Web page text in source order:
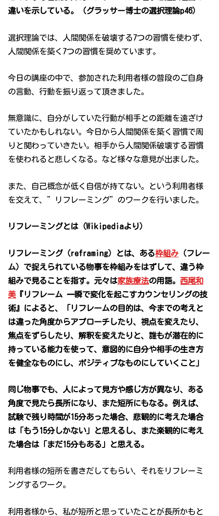
違いを示している。（グラッサー博士の選択理論p46）
選択理論では、人間関係を破壊する7つの習慣を使わず、
人間関係を築く7つの習慣を奨めています。
今日の講座の中で、参加された利用者様の普段のご自身
の言動、行動を振り返って頂きました。
無意識に、自分がしていた行動が相手との距離を遠ざけ
ていたかもしれない。今日から人間関係を築く習慣で周
りと関わっていきたい。相手から人間関係破壊する習慣
を使われると悲しくなる。など様々な意見が出ました。
また、自己概念が低く自信が持てない。という利用者様
を交えて、”リフレーミング”のワークを行いました。
リフレーミングとは（Wikipediaより）
リフレーミング（reframing）とは、ある枠組み （フレー
ム）で捉えられている物事を枠組みをはずして、違う枠
組みで見ることを指す。元々は家族療法の用語。 西尾和
美『リフレーム 一瞬で変化を起こすカウンセリングの技
術』によると、「リフレームの目的は、今までの考えと
は違った角度からアプローチしたり、視点を変えたり、
焦点をずらしたり、解釈を変えたりと、誰もが潜在的に
持っている能力を使って、意図的に自分や相手の生き方
を健全なものにし、ポジティブなものにしていくこと」
同じ物事でも、人によって見方や感じ方が異なり、ある
角度で見たら長所になり、また短所にもなる。例えば、
試験で残り時間が15分あった場合、悲観的に考えた場合
は「もう15分しかない」と思えるし、また楽観的に考え
た場合は「まだ15分もある」と思える。
利用者様の短所を書きだしてもらい、それをリフレーミ
ングするワーク。
利用者様から、私が短所と思っていたことが長所かもと